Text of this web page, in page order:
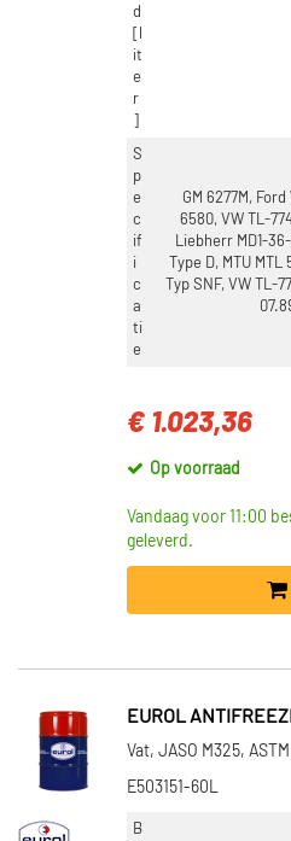
d
it
e
r
S
p
e
c
if
i
c
a
ti
e
GM 6277M,
6580, VW TL-
Liebherr MD1-
Type D, MTU
Typ SNF, VW TL-
€ 1.023,36
Op voorraad
Vandaag voor 11:00
geleverd.
EUROL
Vat, JASO M325,
E503151-60L
B